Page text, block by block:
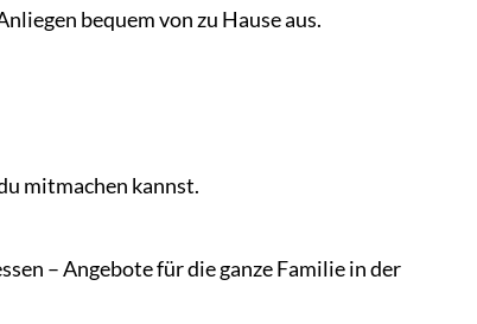
bequem von zu Hause aus.
mitmachen kannst.
– Angebote für die ganze Familie in der